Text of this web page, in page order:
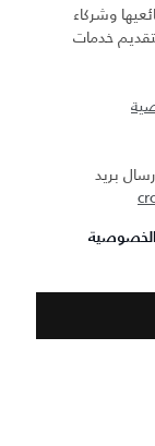
وشركاء
خدمات
بريد